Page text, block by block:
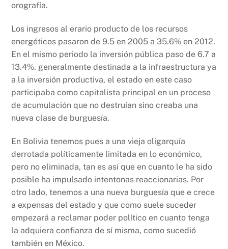
orografía.
Los ingresos al erario producto de los recursos
energéticos pasaron de 9.5 en 2005 a 35.6% en 2012.
En el mismo periodo la inversión pública paso de 6.7 a
13.4%. generalmente destinada a la infraestructura ya
a la inversión productiva, el estado en este caso
participaba como capitalista principal en un proceso
de acumulación que no destruían sino creaba una
nueva clase de burguesía.
En Bolivia tenemos pues a una vieja oligarquía
derrotada políticamente limitada en lo económico,
pero no eliminada, tan es así que en cuanto le ha sido
posible ha impulsado intentonas reaccionarias. Por
otro lado, tenemos a una nueva burguesía que e crece
a expensas del estado y que como suele suceder
empezará a reclamar poder político en cuanto tenga
la adquiera confianza de sí misma, como sucedió
también en México.